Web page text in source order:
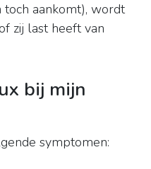
toch aankomt), wordt
zij last heeft van
bij mijn
symptomen: